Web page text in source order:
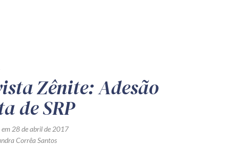
Zênite: Adesão
de SRP
em 28 de abril de 2017
Corrêa Santos